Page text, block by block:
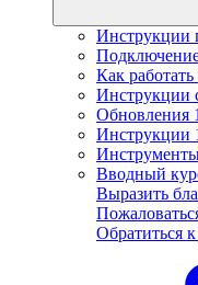
Инструкции
Как
Инструкции
Обновления
Вводный
Выразить
Обратиться